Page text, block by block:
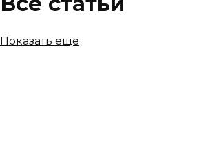
Показать еще